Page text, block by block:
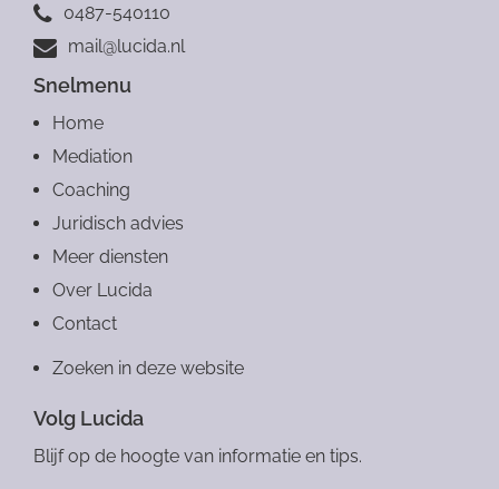
0487-540110
mail@lucida.nl
Snelmenu
Home
Mediation
Coaching
Juridisch advies
Meer diensten
Over Lucida
Contact
Zoeken in deze website
Volg Lucida
Blijf op de hoogte van informatie en tips.